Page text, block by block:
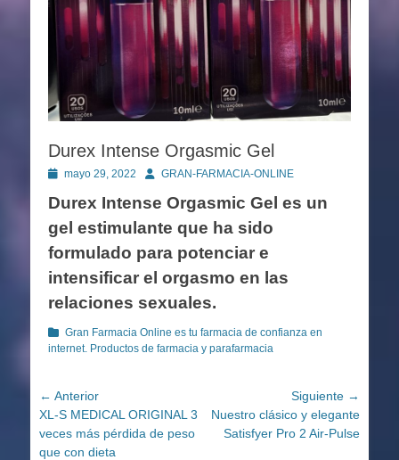
Durex Intense Orgasmic Gel
Publicado
mayo 29, 2022 AutorGRAN-FARMACIA-ONLINE
Durex Intense Orgasmic Gel es un
gel estimulante que ha sido
formulado para potenciar e
intensificar el orgasmo en las
relaciones sexuales.
Categorías
Gran Farmacia Online es tu farmacia de confianza en
internet. Productos de farmacia y parafarmacia
Navegación
de
entradas
← Anterior
Entrada
anterior:
XL-S MEDICAL ORIGINAL 3
veces más pérdida de peso
que con dieta
Siguiente →
Entrada
siguiente:
Nuestro clásico y elegante
Satisfyer Pro 2 Air-Pulse